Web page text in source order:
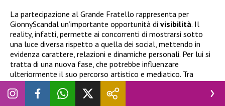
La partecipazione al Grande Fratello rappresenta per
GionnyScandal un’importante opportunità di visibilità. Il
reality, infatti, permette ai concorrenti di mostrarsi sotto
una luce diversa rispetto a quella dei social, mettendo in
evidenza carattere, relazioni e dinamiche personali. Per lui si
tratta di una nuova fase, che potrebbe influenzare
ulteriormente il suo percorso artistico e mediatico. Tra
musica, social e vita privata, la sua esperienza nel Grande
Fratello potrebbe rappresentare un punto di svolta